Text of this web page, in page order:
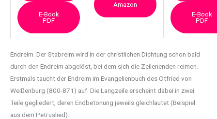
E-Book
PDF
Amazon
E-Book
PDF
Endreim. Der Stabreim wird in der christlichen Dichtung schon bald
durch den Endreim abgelöst, bei dem sich die Zeilenenden reimen.
Erstmals taucht der Endreim im Evangelienbuch des Otfried von
Weißenburg (800-871) auf. Die Langzeile erscheint dabei in zwei
Teile gegliedert, deren Endbetonung jeweils gleichlautet (Beispiel
aus dem Petruslied):